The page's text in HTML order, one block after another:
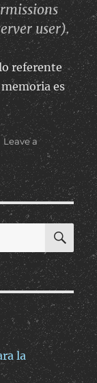
user).
referente
es
Leave a
la